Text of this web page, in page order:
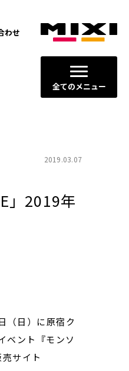
全てのメニュー
わせ
2019.03.07
」2019年
（日）に原宿ク
ベント『モンソ
サイト